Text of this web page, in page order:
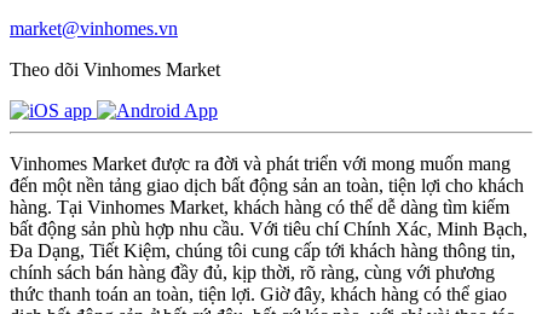
market@vinhomes.vn
Theo dõi Vinhomes Market
Vinhomes Market được ra đời và phát triển với mong muốn mang
đến một nền tảng giao dịch bất động sản an toàn, tiện lợi cho khách
hàng. Tại Vinhomes Market, khách hàng có thể dễ dàng tìm kiếm
bất động sản phù hợp nhu cầu. Với tiêu chí Chính Xác, Minh Bạch,
Đa Dạng, Tiết Kiệm, chúng tôi cung cấp tới khách hàng thông tin,
chính sách bán hàng đầy đủ, kịp thời, rõ ràng, cùng với phương
thức thanh toán an toàn, tiện lợi. Giờ đây, khách hàng có thể giao